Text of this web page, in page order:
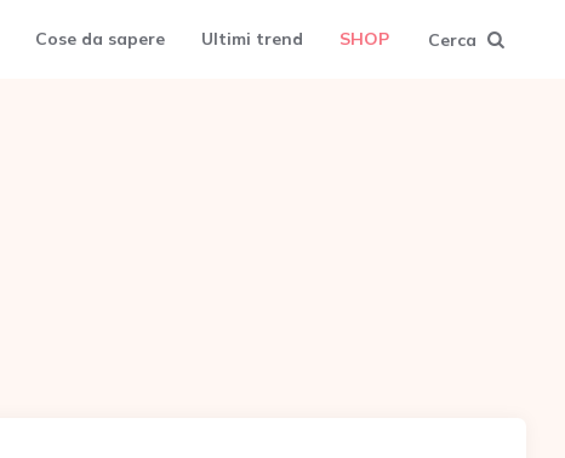
Cose da sapere Ultimi trend SHOP Cerca